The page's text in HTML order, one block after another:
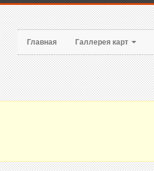
Главная Галлерея карт